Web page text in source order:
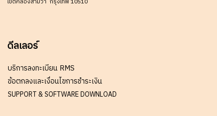
ดีลเลอร์
บริการลงทะเบียน RMS
ข้อตกลงและเงื่อนไขการชำระเงิน
SUPPORT & SOFTWARE DOWNLOAD